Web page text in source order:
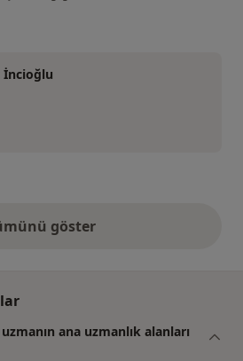
İncioğlu
göster
yukarıdaki görüşler
ana uzmanlık alanları